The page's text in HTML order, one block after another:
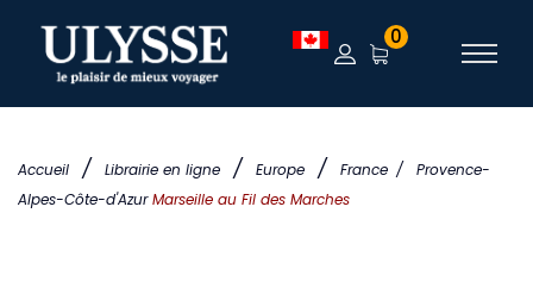
Accueil / Librairie en ligne / Europe / France /
Provence-
Alpes-Côte-d'Azur Marseille au Fil des Marches
0